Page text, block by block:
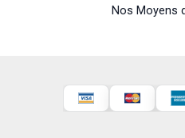
Nos Moyens